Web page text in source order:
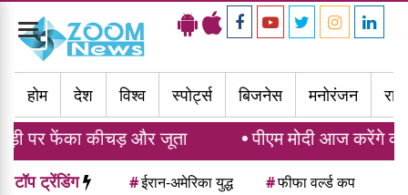
Toggle
navigation
होम
देश विश्व स्पोर्ट्स बिजनेस मनोरंजन
पर फेंका कीचड़ और जूता पीएम मोदी आज करेंगे
टॉप ट्रेंडिंग #ईरान-अमेरिका युद्ध #फीफा वर्ल्ड कप